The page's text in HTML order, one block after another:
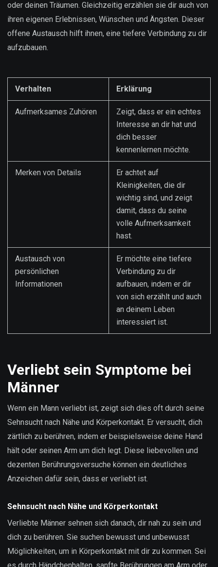
oder deinen Träumen. Gleichzeitig erzählen sie dir auch von
ihren eigenen Erlebnissen, Wünschen und Ängsten. Dieser
offene Austausch hilft ihnen, eine tiefere Verbindung zu dir
aufzubauen.
Verhalten Erklärung
Aufmerksames Zuhören
Zeigt, dass er ein echtes
Interesse an dir hat und
dich besser
kennenlernen möchte.
Merken von Details
Er achtet auf
Kleinigkeiten, die dir
wichtig sind, und zeigt
damit, dass du seine
volle Aufmerksamkeit
hast.
Austausch von
persönlichen
Informationen
Er möchte eine tiefere
Verbindung zu dir
aufbauen, indem er dir
von sich erzählt und auch
an deinem Leben
interessiert ist.
Verliebt sein Symptome bei
Männer
Wenn ein Mann verliebt ist, zeigt sich dies oft durch seine
Sehnsucht nach Nähe und Körperkontakt. Er versucht, dich
zärtlich zu berühren, indem er beispielsweise deine Hand
hält oder seinen Arm um dich legt. Diese liebevollen und
dezenten Berührungsversuche können ein deutliches
Anzeichen dafür sein, dass er verliebt ist.
Sehnsucht nach Nähe und Körperkontakt
Verliebte Männer sehnen sich danach, dir nah zu sein und
dich zu berühren. Sie suchen bewusst und unbewusst
Möglichkeiten, um in Körperkontakt mit dir zu kommen. Sei